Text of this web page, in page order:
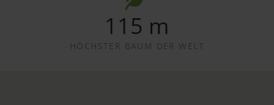
115 m
HÖCHSTER BAUM DER WELT